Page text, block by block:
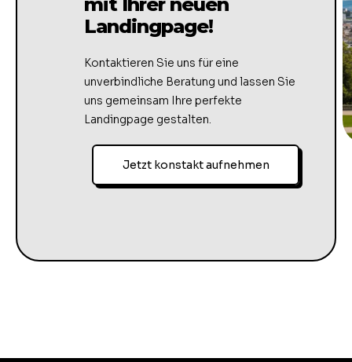
mit Ihrer neuen
Landingpage!
Kontaktieren Sie uns für eine
unverbindliche Beratung und lassen Sie
uns gemeinsam Ihre perfekte
Landingpage gestalten.
Jetzt konstakt aufnehmen